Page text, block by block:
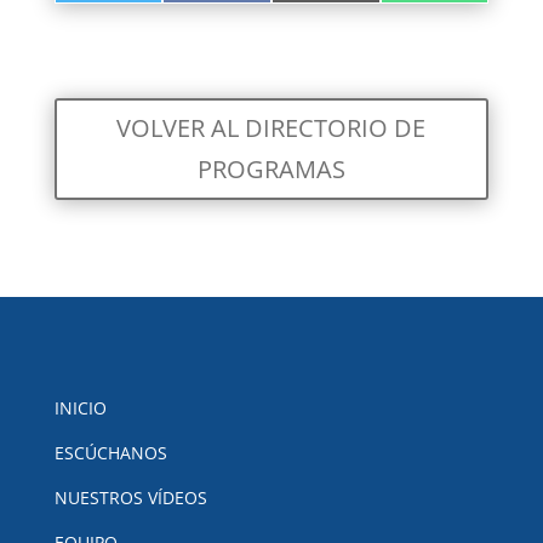
VOLVER AL DIRECTORIO DE
PROGRAMAS
INICIO
ESCÚCHANOS
NUESTROS VÍDEOS